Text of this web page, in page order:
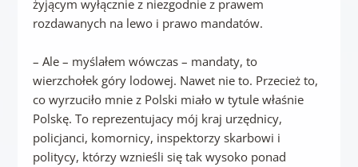
żyjącym wyłącznie z niezgodnie z prawem
rozdawanych na lewo i prawo mandatów.
– Ale – myślałem wówczas – mandaty, to
wierzchołek góry lodowej. Nawet nie to. Przecież to,
co wyrzuciło mnie z Polski miało w tytule właśnie
Polskę. To reprezentujacy mój kraj urzędnicy,
policjanci, komornicy, inspektorzy skarbowi i
politycy, którzy wznieśli się tak wysoko ponad